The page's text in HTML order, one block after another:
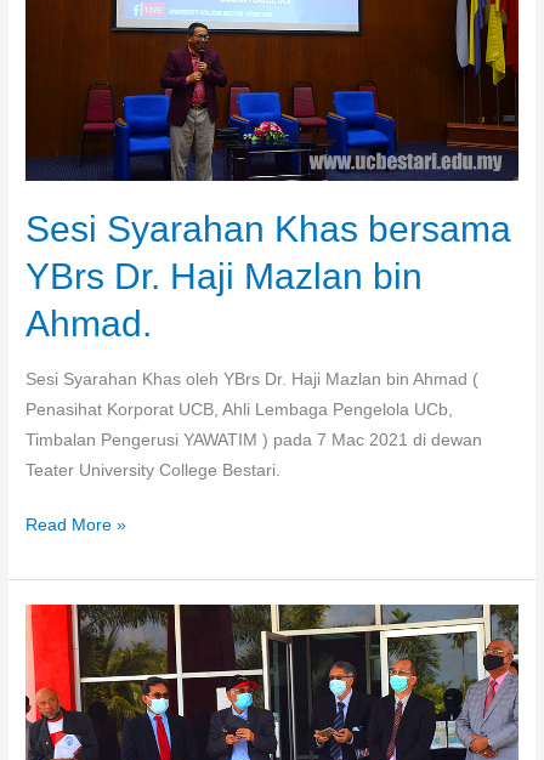
Sesi Syarahan Khas bersama
YBrs Dr. Haji Mazlan bin
Ahmad.
Sesi Syarahan Khas oleh YBrs Dr. Haji Mazlan bin Ahmad (
Penasihat Korporat UCB, Ahli Lembaga Pengelola UCb,
Timbalan Pengerusi YAWATIM ) pada 7 Mac 2021 di dewan
Teater University College Bestari.
Ahmad.
Read More »
Majlis
Menandatangani
MOU
antara
UC